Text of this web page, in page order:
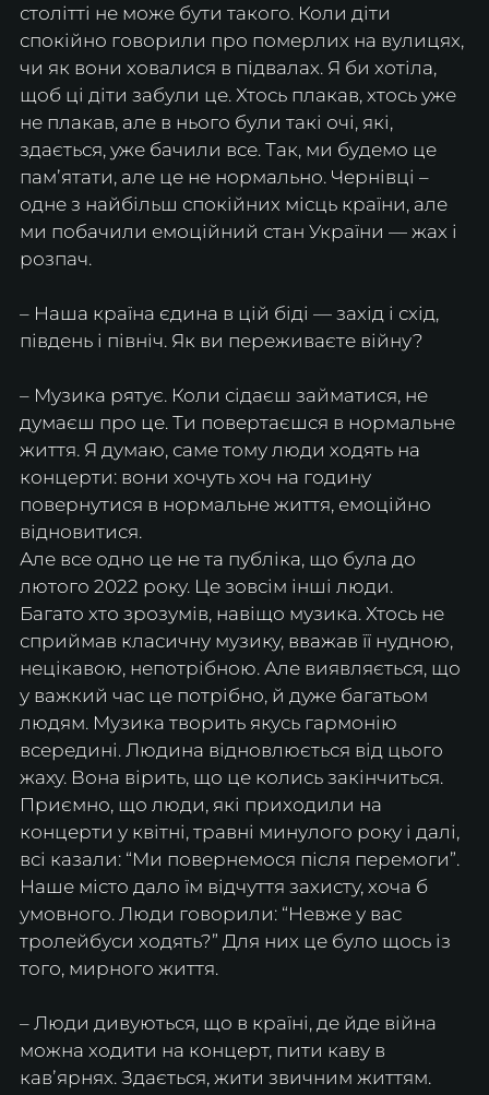
столітті не може бути такого. Коли діти
спокійно говорили про померлих на вулицях,
чи як вони ховалися в підвалах. Я би хотіла,
щоб ці діти забули це. Хтось плакав, хтось уже
не плакав, але в нього були такі очі, які,
здається, уже бачили все. Так, ми будемо це
памʼятати, але це не нормально. Чернівці –
одне з найбільш спокійних місць країни, але
ми побачили емоційний стан України — жах і
розпач.
– Наша країна єдина в цій біді — захід і схід,
південь і північ. Як ви переживаєте війну?
– Музика рятує. Коли сідаєш займатися, не
думаєш про це. Ти повертаєшся в нормальне
життя. Я думаю, саме тому люди ходять на
концерти: вони хочуть хоч на годину
повернутися в нормальне життя, емоційно
відновитися.
Але все одно це не та публіка, що була до
лютого 2022 року. Це зовсім інші люди.
Багато хто зрозумів, навіщо музика. Хтось не
сприймав класичну музику, вважав її нудною,
нецікавою, непотрібною. Але виявляється, що
у важкий час це потрібно, й дуже багатьом
людям. Музика творить якусь гармонію
всередині. Людина відновлюється від цього
жаху. Вона вірить, що це колись закінчиться.
Приємно, що люди, які приходили на
концерти у квітні, травні минулого року і далі,
всі казали: “Ми повернемося після перемоги”.
Наше місто дало їм відчуття захисту, хоча б
умовного. Люди говорили: “Невже у вас
тролейбуси ходять?” Для них це було щось із
того, мирного життя.
– Люди дивуються, що в країні, де йде війна
можна ходити на концерт, пити каву в
кавʼярнях. Здається, жити звичним життям.